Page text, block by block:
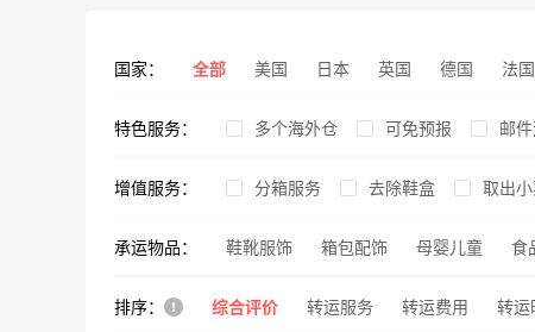
国家： 全部 美国 日本 英国 德国 法国
中国香港 意大利 西班牙 韩国 丹
特色服务： 多个海外仓 可免预报 邮
免费仓储期 客服时间长 周
免税州直发 美私地址 购物
有视频教程
增值服务： 分箱服务 去除鞋盒 取出
合箱服务 破损通知 加套外
美私地址 内件拍照 仓储费
承运物品： 鞋靴服饰 箱包配饰 母婴儿童 食
户外用品 热门物品
排序： 综合评价 转运服务 转运费用 转运